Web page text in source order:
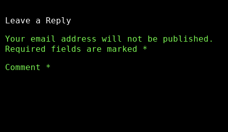
Leave a Reply
Your email address will not be published.
Required fields are marked *
Comment *